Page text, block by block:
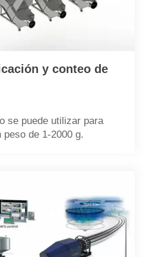
y conteo de
se puede utilizar para
de 1-2000 g.